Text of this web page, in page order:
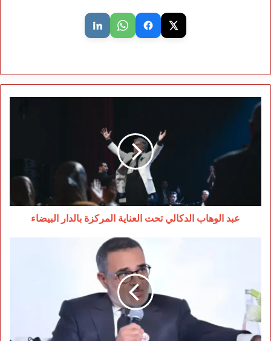
عبد
الوهاب
الدكالي
تحت
العناية
المركزة
عبد الوهاب الدكالي تحت العناية المركزة بالدار البيضاء
يعيش
خارج
زمن
المغاربة